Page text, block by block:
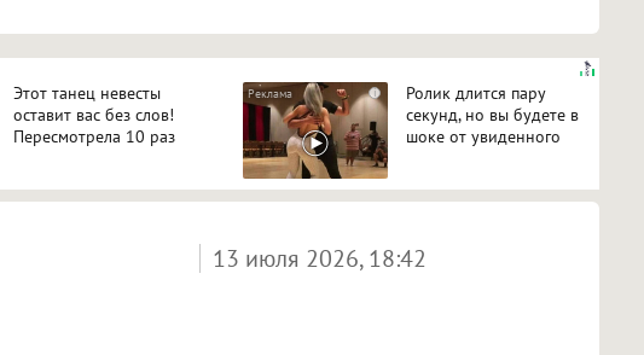
Этот танец невесты
оставит вас без слов!
Пересмотрела 10 раз
i
Ролик длится пару
секунд, но вы будете в
шоке от увиденного
13 июля 2026, 18:42